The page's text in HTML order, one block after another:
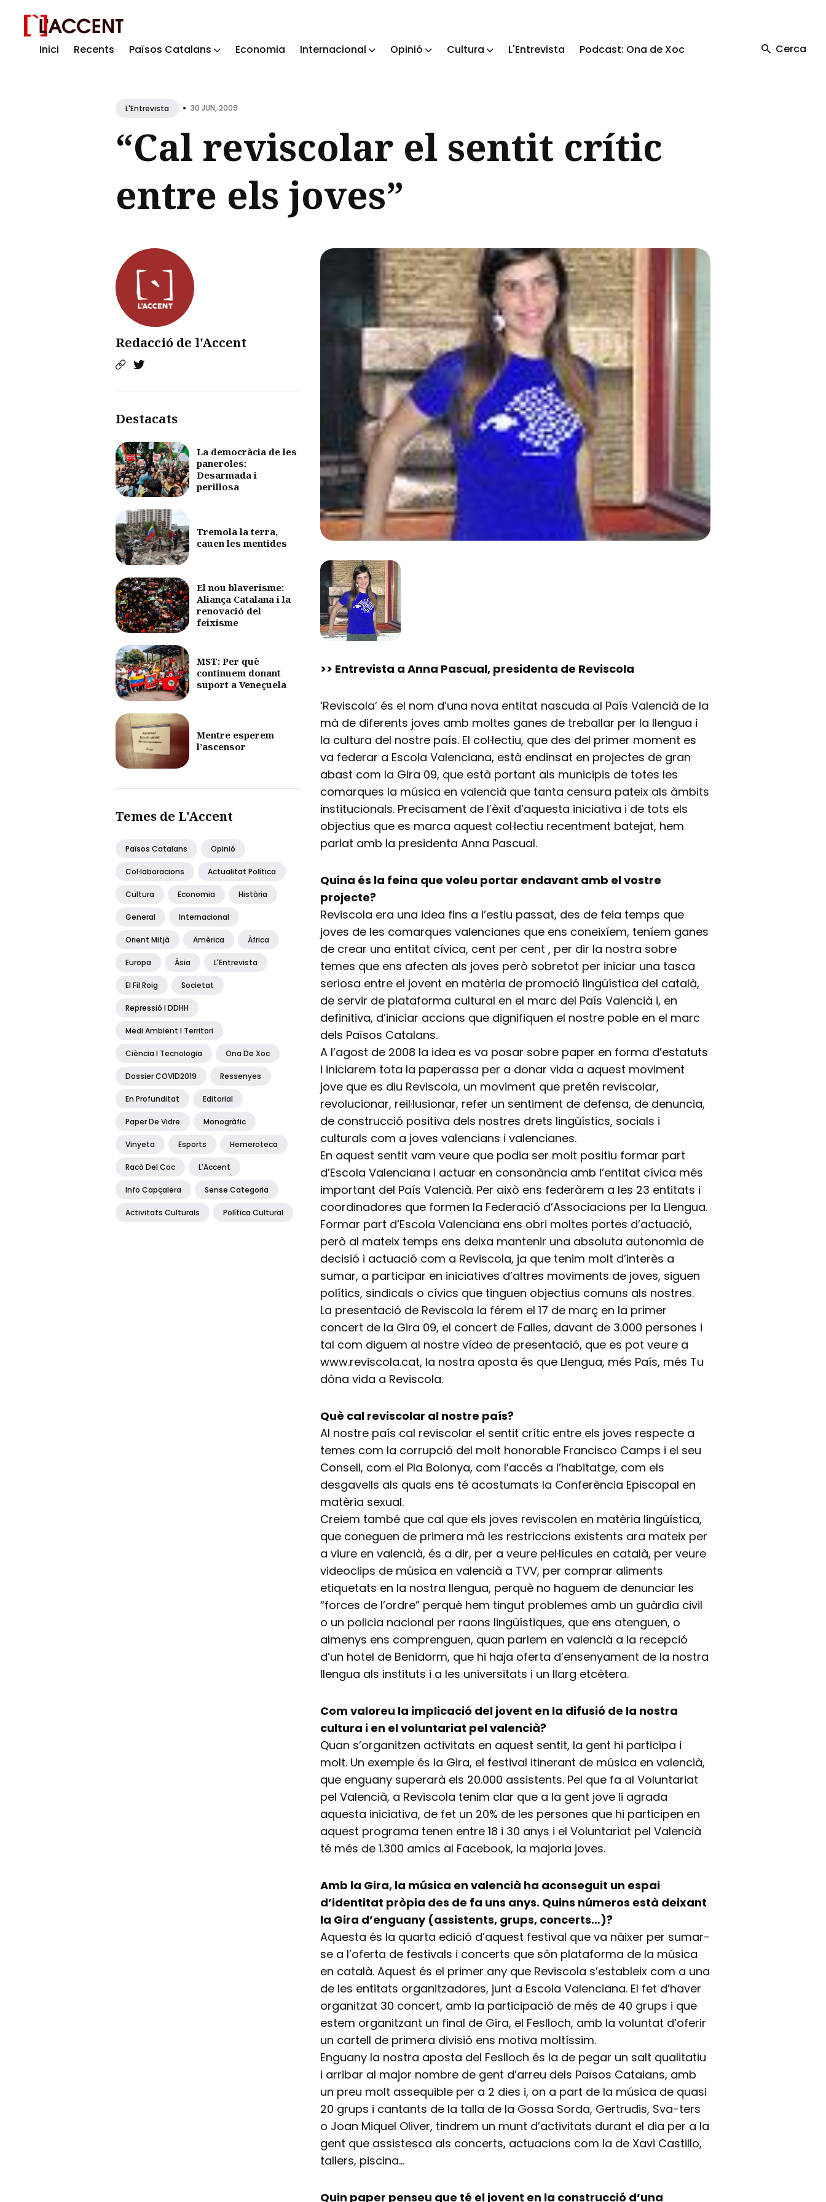
Inici Recents Països Catalans Economia Internacional Opinió Cultura L'Entrevista Podcast: Ona de Xoc Cerca
L'Entrevista • 30 JUN, 2009
“Cal reviscolar el sentit crític
entre els joves”
Redacció de l'Accent
Destacats
La democràcia de les
paneroles:
Desarmada i
perillosa
Tremola la terra,
cauen les mentides
El nou blaverisme:
Aliança Catalana i la
renovació del
feixisme
MST: Per què
continuem donant
suport a Veneçuela
Mentre esperem
l’ascensor
Temes de L'Accent
Països Catalans Opinió
Col·laboracions Actualitat Política
Cultura Economia Història
General Internacional
Orient Mitjà Amèrica Àfrica
Europa Àsia L'Entrevista
El Fil Roig Societat
Repressió I DDHH
Medi Ambient I Territori
Ciència I Tecnologia Ona De Xoc
Dossier COVID2019 Ressenyes
En Profunditat Editorial
Paper De Vidre Monogràfic
Vinyeta Esports Hemeroteca
Racó Del Coc L'Accent
Info Capçalera Sense Categoria
Activitats Culturals Política Cultural
>> Entrevista a Anna Pascual, presidenta de Reviscola
‘Reviscola’ és el nom d’una nova entitat nascuda al País Valencià de la
mà de diferents joves amb moltes ganes de treballar per la llengua i
la cultura del nostre país. El col·lectiu, que des del primer moment es
va federar a Escola Valenciana, està endinsat en projectes de gran
abast com la Gira 09, que està portant als municipis de totes les
comarques la música en valencià que tanta censura pateix als àmbits
institucionals. Precisament de l’èxit d’aquesta iniciativa i de tots els
objectius que es marca aquest col·lectiu recentment batejat, hem
parlat amb la presidenta Anna Pascual.
Quina és la feina que voleu portar endavant amb el vostre
projecte?
Reviscola era una idea fins a l’estiu passat, des de feia temps que
joves de les comarques valencianes que ens coneixíem, teníem ganes
de crear una entitat cívica, cent per cent , per dir la nostra sobre
temes que ens afecten als joves però sobretot per iniciar una tasca
seriosa entre el jovent en matèria de promoció lingüística del català,
de servir de plataforma cultural en el marc del País Valencià i, en
definitiva, d’iniciar accions que dignifiquen el nostre poble en el marc
dels Països Catalans.
A l’agost de 2008 la idea es va posar sobre paper en forma d’estatuts
i iniciarem tota la paperassa per a donar vida a aquest moviment
jove que es diu Reviscola, un moviment que pretén reviscolar,
revolucionar, reil·lusionar, refer un sentiment de defensa, de denuncia,
de construcció positiva dels nostres drets lingüístics, socials i
culturals com a joves valencians i valencianes.
En aquest sentit vam veure que podia ser molt positiu formar part
d’Escola Valenciana i actuar en consonància amb l’entitat cívica més
important del País Valencià. Per això ens federàrem a les 23 entitats i
coordinadores que formen la Federació d’Associacions per la Llengua.
Formar part d’Escola Valenciana ens obri moltes portes d’actuació,
però al mateix temps ens deixa mantenir una absoluta autonomia de
decisió i actuació com a Reviscola, ja que tenim molt d’interès a
sumar, a participar en iniciatives d’altres moviments de joves, siguen
polítics, sindicals o cívics que tinguen objectius comuns als nostres.
La presentació de Reviscola la férem el 17 de març en la primer
concert de la Gira 09, el concert de Falles, davant de 3.000 persones i
tal com diguem al nostre vídeo de presentació, que es pot veure a
www.reviscola.cat, la nostra aposta és que Llengua, més País, més Tu
dóna vida a Reviscola.
Què cal reviscolar al nostre país?
Al nostre país cal reviscolar el sentit crític entre els joves respecte a
temes com la corrupció del molt honorable Francisco Camps i el seu
Consell, com el Pla Bolonya, com l’accés a l’habitatge, com els
desgavells als quals ens té acostumats la Conferència Episcopal en
matèria sexual.
Creiem també que cal que els joves reviscolen en matèria lingüística,
que coneguen de primera mà les restriccions existents ara mateix per
a viure en valencià, és a dir, per a veure pel·lícules en català, per veure
videoclips de música en valencià a TVV, per comprar aliments
etiquetats en la nostra llengua, perquè no haguem de denunciar les
“forces de l’ordre” perquè hem tingut problemes amb un guàrdia civil
o un policia nacional per raons lingüístiques, que ens atenguen, o
almenys ens comprenguen, quan parlem en valencià a la recepció
d’un hotel de Benidorm, que hi haja oferta d’ensenyament de la nostra
llengua als instituts i a les universitats i un llarg etcètera.
Com valoreu la implicació del jovent en la difusió de la nostra
cultura i en el voluntariat pel valencià?
Quan s’organitzen activitats en aquest sentit, la gent hi participa i
molt. Un exemple és la Gira, el festival itinerant de música en valencià,
que enguany superarà els 20.000 assistents. Pel que fa al Voluntariat
pel Valencià, a Reviscola tenim clar que a la gent jove li agrada
aquesta iniciativa, de fet un 20% de les persones que hi participen en
aquest programa tenen entre 18 i 30 anys i el Voluntariat pel Valencià
té més de 1.300 amics al Facebook, la majoria joves.
Amb la Gira, la música en valencià ha aconseguit un espai
d’identitat pròpia des de fa uns anys. Quins números està deixant
la Gira d’enguany (assistents, grups, concerts…)?
Aquesta és la quarta edició d’aquest festival que va nàixer per sumar-
se a l’oferta de festivals i concerts que són plataforma de la música
en català. Aquest és el primer any que Reviscola s’estableix com a una
de les entitats organitzadores, junt a Escola Valenciana. El fet d’haver
organitzat 30 concert, amb la participació de més de 40 grups i que
estem organitzant un final de Gira, el Feslloch, amb la voluntat d’oferir
un cartell de primera divisió ens motiva moltíssim.
Enguany la nostra aposta del Feslloch és la de pegar un salt qualitatiu
i arribar al major nombre de gent d’arreu dels Països Catalans, amb
un preu molt assequible per a 2 dies i, on a part de la música de quasi
20 grups i cantants de la talla de la Gossa Sorda, Gertrudis, Sva-ters
o Joan Miquel Oliver, tindrem un munt d’activitats durant el dia per a la
gent que assistesca als concerts, actuacions com la de Xavi Castillo,
tallers, piscina…
Quin paper penseu que té el jovent en la construcció d’una